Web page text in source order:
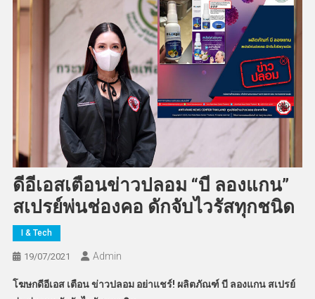
ดีอีเอสเตือนข่าวปลอม “บี ลองแกน”
สเปรย์พ่นช่องคอ ดักจับไวรัสทุกชนิด
I & Tech
19/07/2021 Admin
โฆษกดีอีเอส เตือน ข่าวปลอม อย่าแชร์! ผลิตภัณฑ์ บี ลองแกน สเปรย์